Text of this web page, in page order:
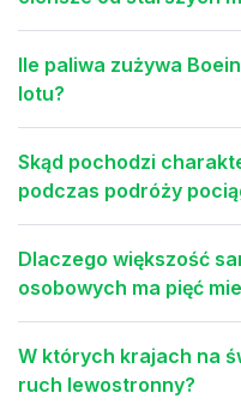
Ile paliwa zużywa
lotu?
Skąd pochodzi
podczas podróży
Dlaczego większość
osobowych ma pięć
W których krajach na
ruch lewostronny?